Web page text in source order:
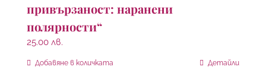
привързаност: наранени
полярности“
25.00 лв.
Добавяне в количката Детайли